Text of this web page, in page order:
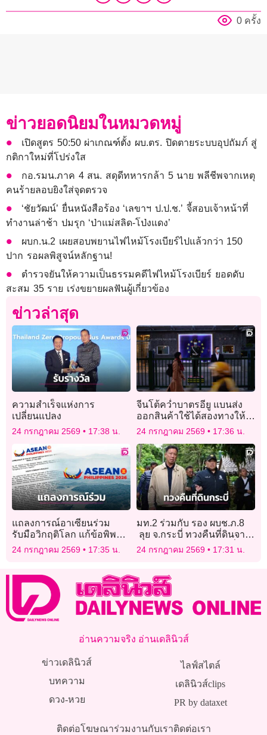
0 ครั้ง
ข่าวยอดนิยมในหมวดหมู่
เปิดสูตร 50:50 ผ่าเกณฑ์ตั้ง ผบ.ตร. ปิดตายระบบอุปถัมภ์ สู่
กติกาใหม่ที่โปร่งใส
กอ.รมน.ภาค 4 สน. สดุดีทหารกล้า 5 นาย พลีชีพจากเหตุ
คนร้ายลอบยิงใส่จุดตรวจ
‘ชัยวัฒน์’ ยื่นหนังสือร้อง ‘เลขาฯ ป.ป.ช.’ จี้สอบเจ้าหน้าที่
ทำงานล่าช้า ปมรุก ‘ป่าแม่สลิด-โป่งแดง’
ผบก.น.2 เผยสอบพยานไฟไหม้โรงเบียร์ไปแล้วกว่า 150
ปาก รอผลพิสูจน์หลักฐาน!
ตำรวจยันให้ความเป็นธรรมคดีไฟไหม้โรงเบียร์ ยอดดับ
สะสม 35 ราย เร่งขยายผลฟันผู้เกี่ยวข้อง
ข่าวล่าสุด
ความสำเร็จแห่งการ
เปลี่ยนแปลง
24 กรกฎาคม 2569 17:38 น.
จีนโต้คว่ำบาตรอียู แบนส่ง
ออกสินค้าใช้ได้สองทางให้
14 บริษัทยุโรป
24 กรกฎาคม 2569 17:36 น.
แถลงการณ์อาเซียนร่วม
รับมือวิกฤติโลก แก้ข้อพิพาท
ด้วยสันติวิธี ปราบมิจฉาชีพ
ออนไลน์
24 กรกฎาคม 2569 17:35 น.
มท.2 ร่วมกับ รอง ผบช.ภ.8
ลุย จ.กระบี่ ทวงคืนที่ดินจาก
กลุ่มนอมินีทุนต่างชาติ สั่ง
อายัดกว่า 126 ไร่
24 กรกฎาคม 2569 17:31 น.
อ่านความจริง อ่านเดลินิวส์
ข่าวเดลินิวส์
บทความ
ดวง-หวย
ไลฟ์สไตล์
เดลินิวส์clips
PR by dataxet
ติดต่อโฆษณาร่วมงานกับเราติดต่อเรา